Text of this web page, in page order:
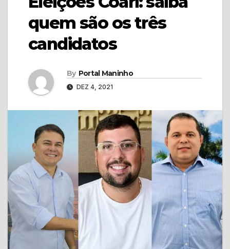
quem são os três
candidatos
By Portal Maninho
DEZ 4, 2021